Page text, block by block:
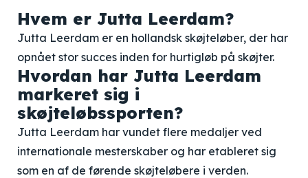
Hvem er Jutta Leerdam?
Jutta Leerdam er en hollandsk skøjteløber, der har
opnået stor succes inden for hurtigløb på skøjter.
Hvordan har Jutta Leerdam
markeret sig i
skøjteløbssporten?
Jutta Leerdam har vundet flere medaljer ved
internationale mesterskaber og har etableret sig
som en af de førende skøjteløbere i verden.